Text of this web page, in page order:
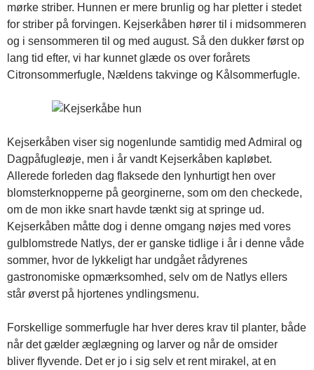
mørke striber. Hunnen er mere brunlig og har pletter i stedet
for striber på forvingen. Kejserkåben hører til i midsommeren
og i sensommeren til og med august. Så den dukker først op
lang tid efter, vi har kunnet glæde os over forårets
Citronsommerfugle, Nældens takvinge og Kålsommerfugle.
Kejserkåben viser sig nogenlunde samtidig med Admiral og
Dagpåfugleøje, men i år vandt Kejserkåben kapløbet.
Allerede forleden dag flaksede den lynhurtigt hen over
blomsterknopperne på georginerne, som om den checkede,
om de mon ikke snart havde tænkt sig at springe ud.
Kejserkåben måtte dog i denne omgang nøjes med vores
gulblomstrede Natlys, der er ganske tidlige i år i denne våde
sommer, hvor de lykkeligt har undgået rådyrenes
gastronomiske opmærksomhed, selv om de Natlys ellers
står øverst på hjortenes yndlingsmenu.
Forskellige sommerfugle har hver deres krav til planter, både
når det gælder æglægning og larver og når de omsider
bliver flyvende. Det er jo i sig selv et rent mirakel, at en